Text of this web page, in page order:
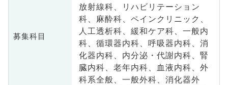
募集科目
放射線科、リハビリテーション
科、麻酔科、ペインクリニック、
人工透析科、緩和ケア科、一般内
科、循環器内科、呼吸器内科、消
化器内科、内分泌・代謝内科、腎
臓内科、老年内科、血液内科、外
科系全般、一般外科、消化器外